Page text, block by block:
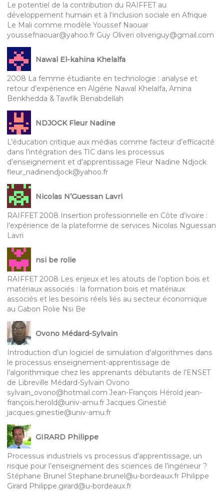
Le potentiel de la contribution du RAIFFET au
développement humain et à l’inclusion sociale en Afrique
Le Mali comme modèle Youssef Naouar
youssefnaouar@yahoo.fr Guy Oliveri oliveriguy@gmail.com
Nawal El-kahina Khelalfa
2008 La femme étudiante en technologie : analyse et
retour d’expérience en Algérie Nawal Khelalfa, Amina
Benkhedda & Tawfik Benabdellah
NDJOCK Fleur Nadine
L’éducation critique aux médias comme facteur d’efficacité
dans l’intégration des TIC dans les processus
d’enseignement et d’apprentissage Fleur Nadine Ndjock
fleur_nadinendjock@yahoo.fr
Nicolas N’Guessan Lavri
RAIFFET 2008 Insertion professionnelle en Côte d’ivoire :
l’expérience de la plateforme de services Nicolas Nguessan
Lavri
nsi be rolie
RAIFFET 2008 Les enjeux et les atouts de l’option bois et
matériaux associés : la formation bois et matériaux
associés et les besoins réels liés au secteur économique
au Gabon Rolie Nsi Be
Ovono Médard-Sylvain
Introduction d’un logiciel de simulation d’algorithmes dans
le processus enseignement-apprentissage de
l’algorithmique chez les apprenants débutants de l’ENSET
de Libreville Médard-Sylvain Ovono
sylvain_ovono@hotmail.com Jean-François Hérold jean-
françois.herold@univ-amu.fr Jacques Ginestié
jacques.ginestie@univ-amu.fr
GIRARD Philippe
Processus industriels vs processus d’apprentissage, un
risque pour l’enseignement des sciences de l’ingénieur ?
Stéphane Brunel Stephane.brunel@u-bordeaux.fr Philippe
Girard Philippe.girard@u-bordeaux.fr